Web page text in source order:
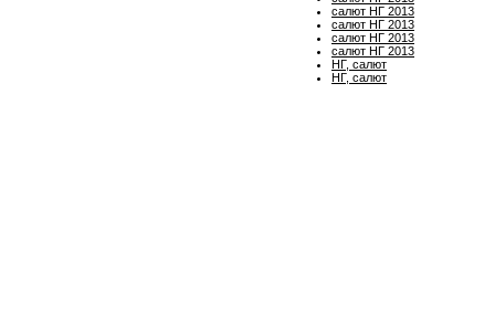
салют НГ 2013
салют НГ 2013
салют НГ 2013
салют НГ 2013
НГ, салют
НГ, салют